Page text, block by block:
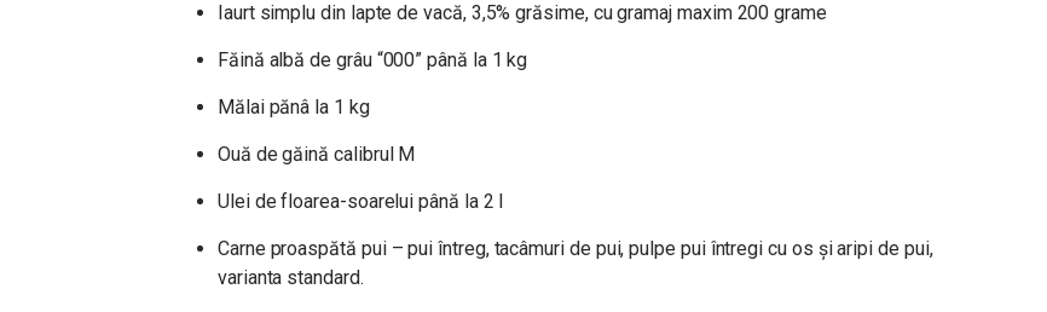
Iaurt simplu din lapte de vacă, 3,5% grăsime, cu gramaj maxim 200 grame
Făină albă de grâu “000” până la 1 kg
Mălai pănâ la 1 kg
Ouă de găină calibrul M
Ulei de floarea-soarelui până la 2 l
Carne proaspătă pui – pui întreg, tacâmuri de pui, pulpe pui întregi cu os și aripi de pui,
varianta standard.